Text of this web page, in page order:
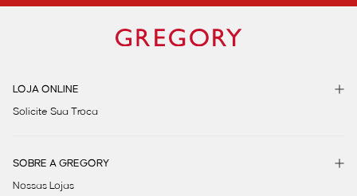
LOJA ONLINE
Solicite Sua Troca
SOBRE A GREGORY
Nossas Lojas